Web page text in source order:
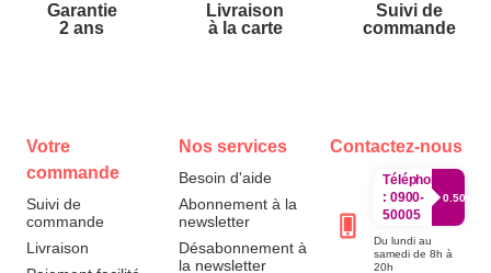
Garantie
2 ans
Livraison
à la carte
Suivi de
commande
Votre
commande
Suivi de
commande
Livraison
Nos services
Besoin d'aide
Abonnement à la
newsletter
Désabonnement à
la newsletter
Contactez-nous
Téléphone
: 0900-
50005
0.50€/
Du lundi au
samedi de 8h à
20h